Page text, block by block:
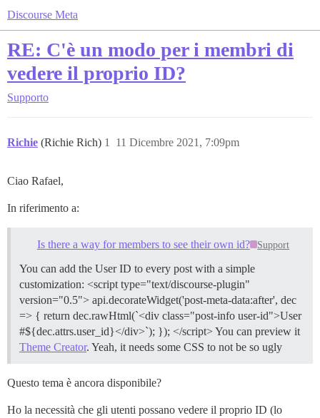
Discourse Meta
RE: C'è un modo per i membri di
vedere il proprio ID?
Supporto
Richie (Richie Rich) 11 Dicembre 2021, 7:09pm
1
Ciao Rafael,
In riferimento a:
Is there a way for members to see their own id? Support
You can add the User ID to every post with a simple
customization: <script type="text/discourse-plugin"
version="0.5"> api.decorateWidget('post-meta-data:after', dec
=> { return dec.rawHtml(`<div class="post-info user-id">User
#${dec.attrs.user_id}</div>`); }); </script> You can preview it
Theme Creator. Yeah, it needs some CSS to not be so ugly
Questo tema è ancora disponibile?
Ho la necessità che gli utenti possano vedere il proprio ID (lo